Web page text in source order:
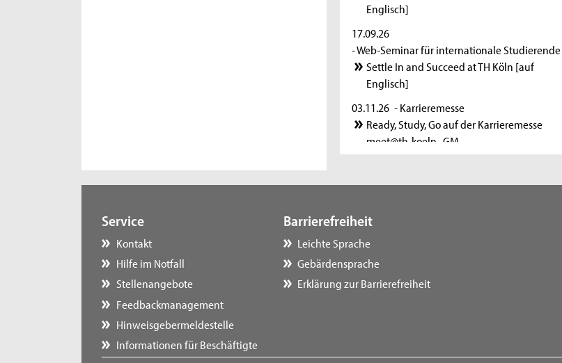
Englisch]
17.09.26
- Web-Seminar für internationale Studierende
Settle In and Succeed at TH Köln [auf
Englisch]
03.11.26 - Karrieremesse
Ready, Study, Go auf der Karrieremesse
meet@th-koeln_GM
- Web-Seminar für internationale Studierende
Kennen Sie Ihre Rechte und Pflichten? [auf
08.12.26
- Web-Seminar für internationale Studierende
Nebenjobs für internationale Studierende -
Service
Kontakt
Hilfe im Notfall
Stellenangebote
Feedbackmanagement
Hinweisgebermeldestelle
Informationen für Beschäftigte
Barrierefreiheit
Leichte Sprache
Gebärdensprache
Erklärung zur Barrierefreiheit